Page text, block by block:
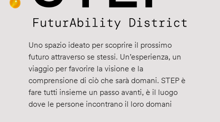
Uno spazio ideato per scoprire il prossimo
futuro attraverso se stessi. Un’esperienza, un
viaggio per favorire la visione e la
comprensione di ciò che sarà domani. STEP è
fare tutti insieme un passo avanti, è il luogo
dove le persone incontrano il loro domani